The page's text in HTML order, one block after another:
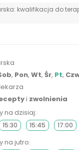
kwalifikacja do
, Pon, Wt, Śr, Pt,
i zwolnienia
na dzisiaj:
15:30 15:45 17:00
na jutro: